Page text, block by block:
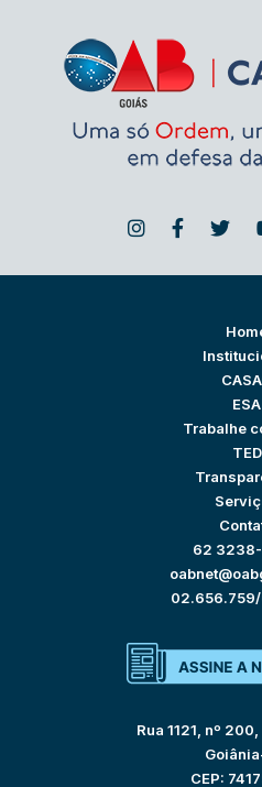
ESA
Trabalhe
TED
62
Rua 1121, nº
CEP: